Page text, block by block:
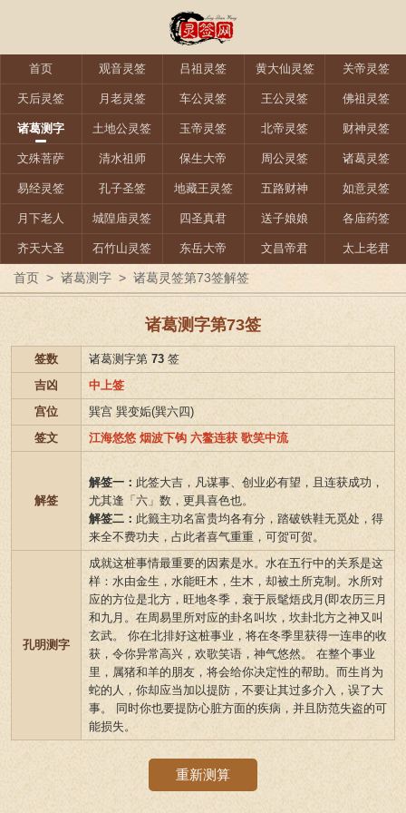
首页 观音灵签 吕祖灵签 黄大仙灵签 关帝灵签
天后灵签 月老灵签 车公灵签 王公灵签 佛祖灵签
诸葛测字 土地公灵签 玉帝灵签 北帝灵签 财神灵签
文殊菩萨 清水祖师 保生大帝 周公灵签 诸葛灵签
易经灵签 孔子圣签 地藏王灵签 五路财神 如意灵签
月下老人 城隍庙灵签 四圣真君 送子娘娘 各庙药签
齐天大圣 石竹山灵签 东岳大帝 文昌帝君 太上老君
首页 > 诸葛测字 > 诸葛灵签第73签解签
诸葛测字第73签
签数 诸葛测字第 73 签
吉凶
中上签
宫位
巽宫 巽变姤(巽六四)
签文
江海悠悠 烟波下钩 六鳌连获 歌笑中流
解签
解签一： 此签大吉，凡谋事、创业必有望，且连获成功，
尤其逢「六」数，更具喜色也。
解签二： 此籤主功名富贵均各有分，踏破铁鞋无觅处，得
来全不费功夫，占此者喜气重重，可贺可贺。
孔明测字
成就这桩事情最重要的因素是水。水在五行中的关系是这
样：水由金生，水能旺木，生木，却被土所克制。水所对
应的方位是北方，旺地冬季，衰于辰髦焐戌月(即农历三月
和九月。在周易里所对应的卦名叫坎，坎卦北方之神又叫
玄武。 你在北排好这桩事业，将在冬季里获得一连串的收
获，令你异常高兴，欢歌笑语，神气悠然。 在整个事业
里，属猪和羊的朋友，将会给你决定性的帮助。而生肖为
蛇的人，你却应当加以提防，不要让其过多介入，误了大
事。 同时你也要提防心脏方面的疾病，并且防范失盗的可
能损失。
重新测算